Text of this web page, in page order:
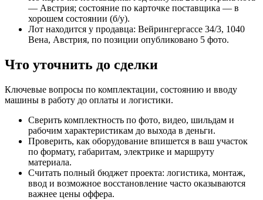
— Австрия; состояние по карточке поставщика — в
хорошем состоянии (б/у).
Лот находится у продавца: Вейрингергассе 34/3, 1040
Вена, Австрия, по позиции опубликовано 5 фото.
Что уточнить до сделки
Ключевые вопросы по комплектации, состоянию и вводу
машины в работу до оплаты и логистики.
Сверить комплектность по фото, видео, шильдам и
рабочим характеристикам до выхода в деньги.
Проверить, как оборудование впишется в ваш участок
по формату, габаритам, электрике и маршруту
материала.
Считать полный бюджет проекта: логистика, монтаж,
ввод и возможное восстановление часто оказываются
важнее цены оффера.